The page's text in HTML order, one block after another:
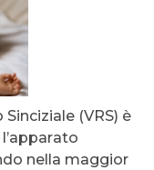
Sinciziale (VRS) è
nella maggior